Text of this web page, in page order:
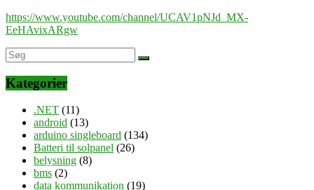
https://www.youtube.com/channel/UCAV1pNJd_MX-
EeHAvixARgw
Kategorier
.NET (11)
android (13)
arduino singleboard (134)
Batteri til solpanel (26)
belysning (8)
bms (2)
data kommunikation (19)